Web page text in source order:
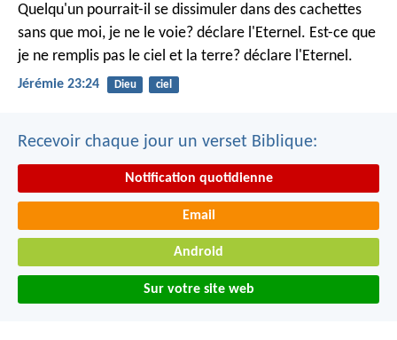
Quelqu'un pourrait-il se dissimuler dans des cachettes
sans que moi, je ne le voie? déclare l'Eternel. Est-ce que
je ne remplis pas le ciel et la terre? déclare l'Eternel.
Jérémie 23:24 Dieu ciel
Recevoir chaque jour un verset Biblique:
Notification quotidienne
Email
Android
Sur votre site web